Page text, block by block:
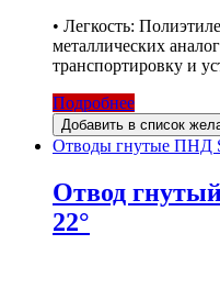
• Легкость:
металлических
транспортировку и
Подробнее
Добавить в список
Отводы гнутые ПНД
Отвод
22°